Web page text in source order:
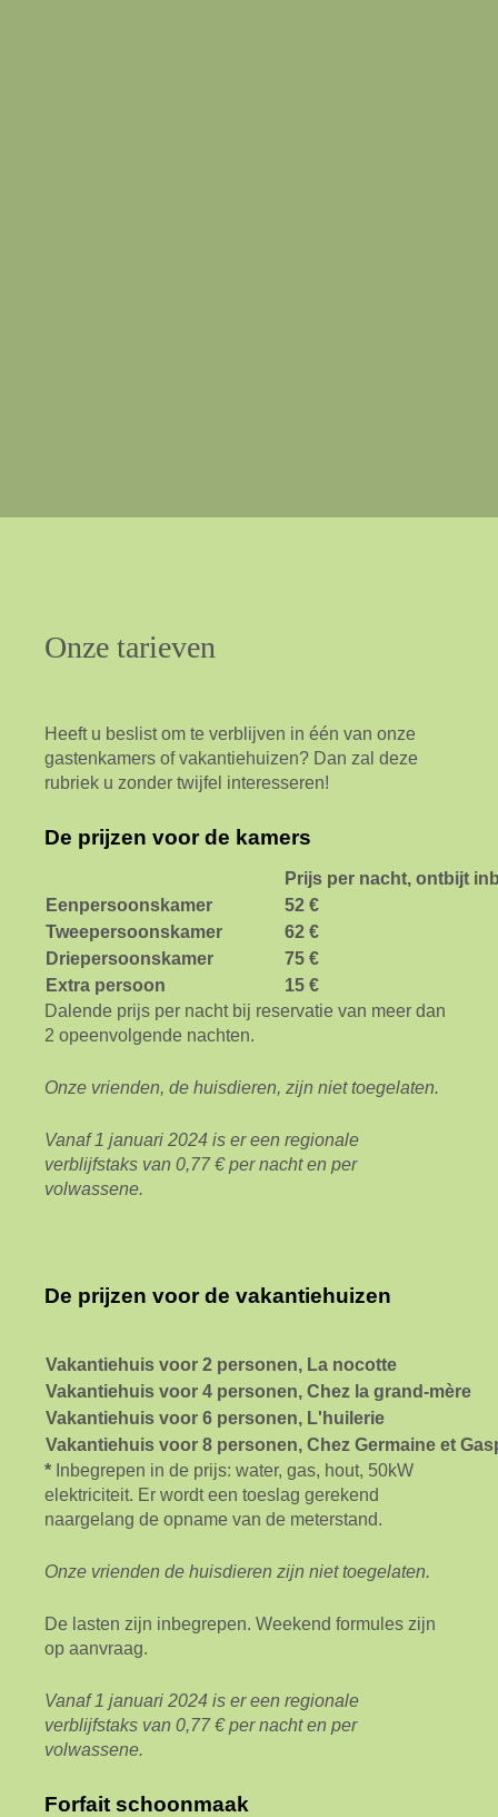
Onze tarieven
Heeft u beslist om te verblijven in één van onze
gastenkamers of vakantiehuizen? Dan zal deze
rubriek u zonder twijfel interesseren!
De prijzen voor de kamers
Prijs per nacht, ontbijt
Eenpersoonskamer
52 €
Tweepersoonskamer
62 €
Driepersoonskamer
75 €
Extra persoon
15 €
Dalende prijs per nacht bij reservatie van meer dan
2 opeenvolgende nachten.
Onze vrienden, de huisdieren, zijn niet toegelaten.
Vanaf 1 januari 2024 is er een regionale
verblijfstaks van 0,77 € per nacht en per
volwassene.
De prijzen voor de vakantiehuizen
Vakantiehuis voor 2 personen, La nocotte
Vakantiehuis voor 4 personen, Chez la grand-mère
Vakantiehuis voor 6 personen, L'huilerie
Vakantiehuis voor 8 personen, Chez Germaine et
* Inbegrepen in de prijs: water, gas, hout, 50kW
elektriciteit. Er wordt een toeslag gerekend
naargelang de opname van de meterstand.
Onze vrienden de huisdieren zijn niet toegelaten.
De lasten zijn inbegrepen. Weekend formules zijn
op aanvraag.
Vanaf 1 januari 2024 is er een regionale
verblijfstaks van 0,77 € per nacht en per
volwassene.
Forfait schoonmaak